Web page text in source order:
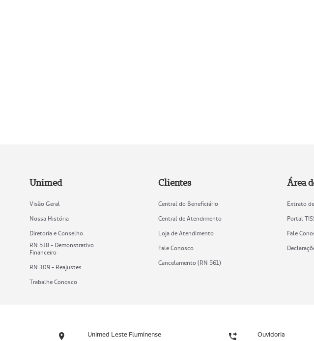
Unimed
Visão Geral
Nossa História
Diretoria e Conselho
RN 518 - Demonstrativo
Financeiro
RN 309 - Reajustes
Trabalhe Conosco
Clientes
Central do Beneficiário
Central de Atendimento
Loja de Atendimento
Fale Conosco
Cancelamento (RN 561)
Área
Extrato
Portal
Fale
Unimed Leste Fluminense Ouvidoria